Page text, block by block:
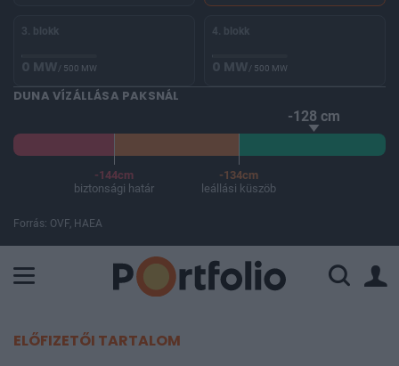
3. blokk
0 MW/ 500 MW
4. blokk
0 MW/ 500 MW
DUNA VÍZÁLLÁSA PAKSNÁL
-128 cm
-144cm
biztonsági határ
-134cm
leállási küszöb
Forrás: OVF, HAEA
ELŐFIZETŐI TARTALOM